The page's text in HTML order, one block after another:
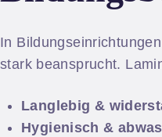
In
stark beansprucht.
Langlebig &
Hygienisch &